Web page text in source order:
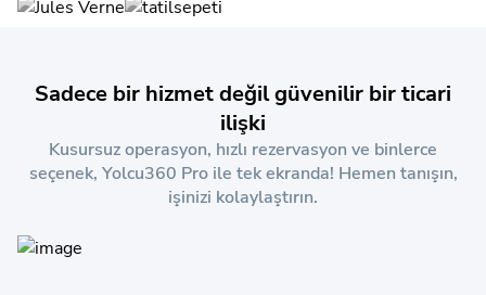
Sadece bir hizmet değil güvenilir bir ticari
ilişki
Kusursuz operasyon, hızlı rezervasyon ve binlerce
seçenek, Yolcu360 Pro ile tek ekranda! Hemen tanışın,
işinizi kolaylaştırın.